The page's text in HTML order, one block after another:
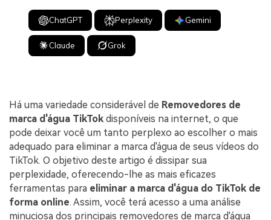
ChatGPT Perplexity Gemini
Claude Grok
Há uma variedade considerável de Removedores de
marca d'água TikTok disponíveis na internet, o que
pode deixar você um tanto perplexo ao escolher o mais
adequado para eliminar a marca d'água de seus vídeos do
TikTok. O objetivo deste artigo é dissipar sua
perplexidade, oferecendo-lhe as mais eficazes
ferramentas para eliminar a marca d'água do TikTok de
forma online. Assim, você terá acesso a uma análise
minuciosa dos principais removedores de marca d'água